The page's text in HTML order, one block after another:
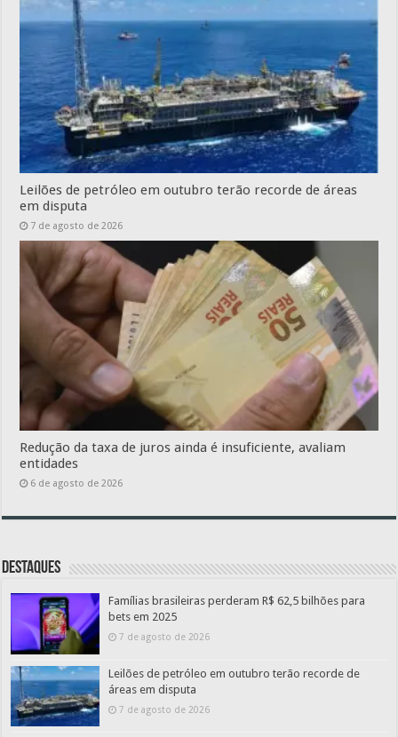
Leilões de petróleo em outubro terão recorde de áreas
em disputa
7 de agosto de 2026
Redução da taxa de juros ainda é insuficiente, avaliam
entidades
6 de agosto de 2026
Destaques
Famílias brasileiras perderam R$ 62,5 bilhões para
bets em 2025
7 de agosto de 2026
Leilões de petróleo em outubro terão recorde de
áreas em disputa
7 de agosto de 2026